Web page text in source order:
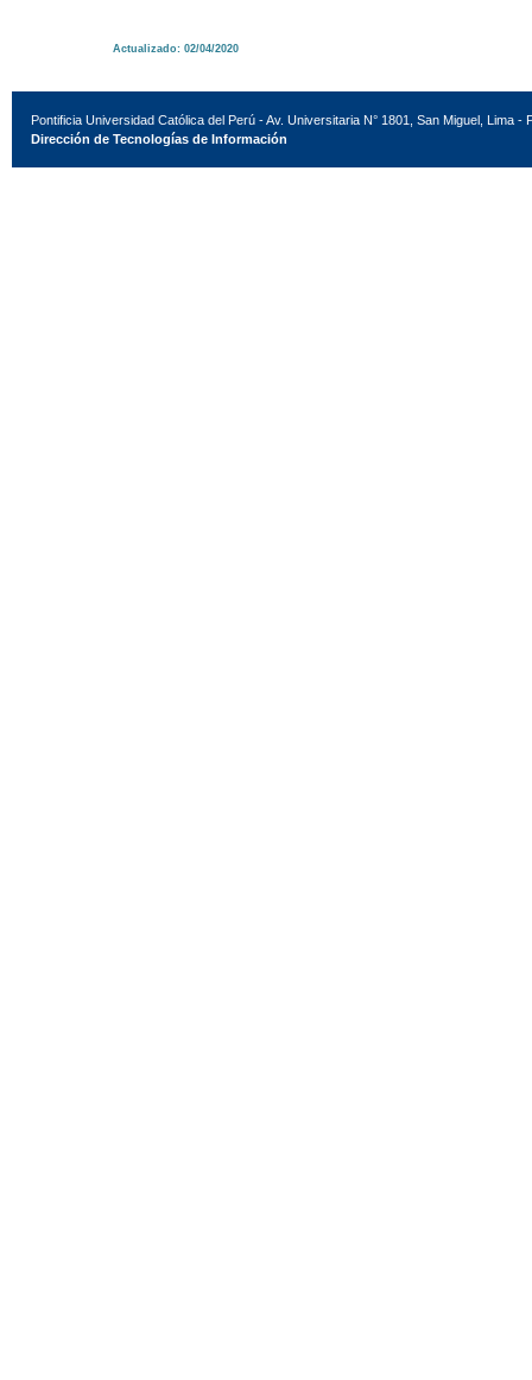
Actualizado: 02/04/2020
Pontificia Universidad Católica del Perú - Av. Universitaria N° 1801, San Miguel, Lima -
Dirección de Tecnologías de Información